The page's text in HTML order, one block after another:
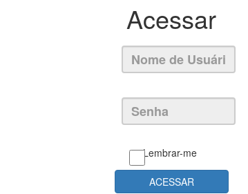
Acessar
Lembrar-me
ACESSAR